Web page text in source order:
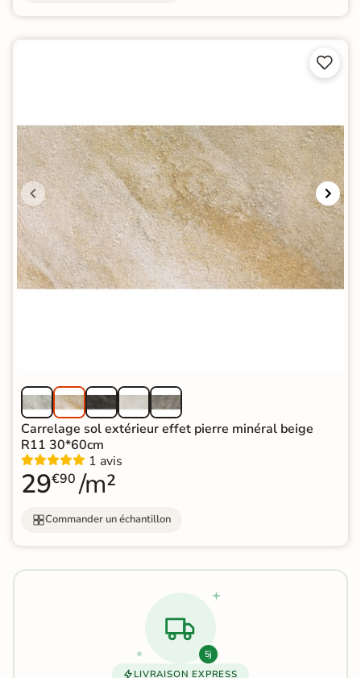


Carrelage sol extérieur effet pierre minéral beige
R11 30*60cm
1 avis
29€90 /m²
Commander un échantillon
5j
LIVRAISON EXPRESS